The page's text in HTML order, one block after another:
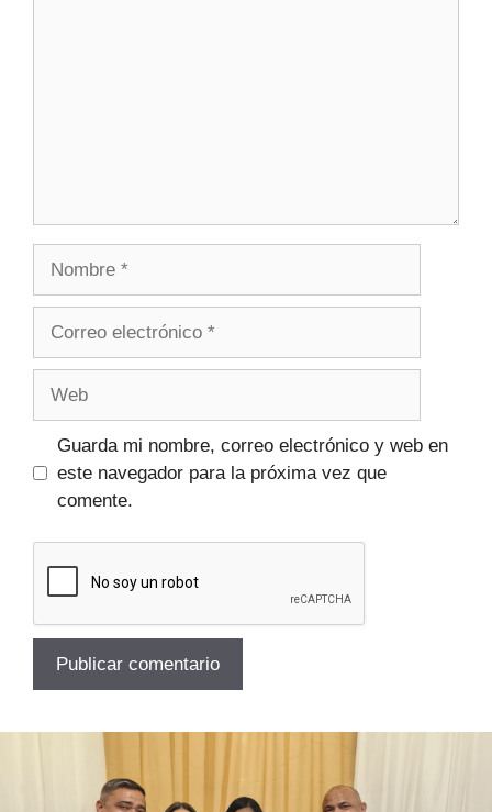
Guarda mi nombre, correo electrónico y web en
este navegador para la próxima vez que
comente.